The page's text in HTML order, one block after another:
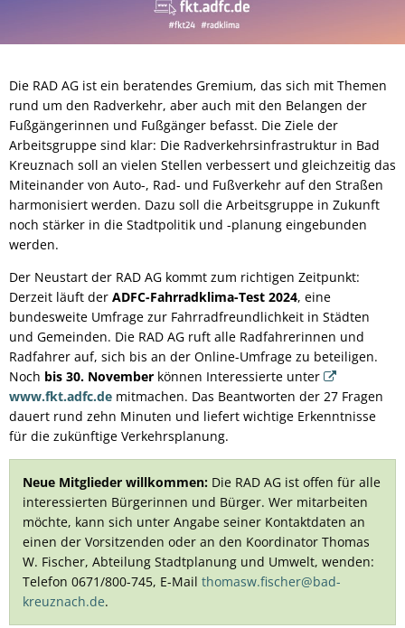
Die RAD AG ist ein beratendes Gremium, das sich mit Themen
rund um den Radverkehr, aber auch mit den Belangen der
Fußgängerinnen und Fußgänger befasst. Die Ziele der
Arbeitsgruppe sind klar: Die Radverkehrsinfrastruktur in Bad
Kreuznach soll an vielen Stellen verbessert und gleichzeitig das
Miteinander von Auto-, Rad- und Fußverkehr auf den Straßen
harmonisiert werden. Dazu soll die Arbeitsgruppe in Zukunft
noch stärker in die Stadtpolitik und -planung eingebunden
werden.
Der Neustart der RAD AG kommt zum richtigen Zeitpunkt:
Derzeit läuft der ADFC-Fahrradklima-Test 2024, eine
bundesweite Umfrage zur Fahrradfreundlichkeit in Städten
und Gemeinden. Die RAD AG ruft alle Radfahrerinnen und
Radfahrer auf, sich bis an der Online-Umfrage zu beteiligen.
Noch bis 30. November können Interessierte unter
www.fkt.adfc.de mitmachen. Das Beantworten der 27 Fragen
dauert rund zehn Minuten und liefert wichtige Erkenntnisse
für die zukünftige Verkehrsplanung.
Neue Mitglieder willkommen: Die RAD AG ist offen für alle
interessierten Bürgerinnen und Bürger. Wer mitarbeiten
möchte, kann sich unter Angabe seiner Kontaktdaten an
einen der Vorsitzenden oder an den Koordinator Thomas
W. Fischer, Abteilung Stadtplanung und Umwelt, wenden:
Telefon 0671/800-745, E-Mail thomasw.fischer@bad-
kreuznach.de.